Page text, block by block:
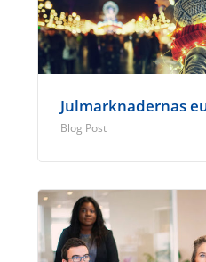
Julmarknadernas
Blog Post